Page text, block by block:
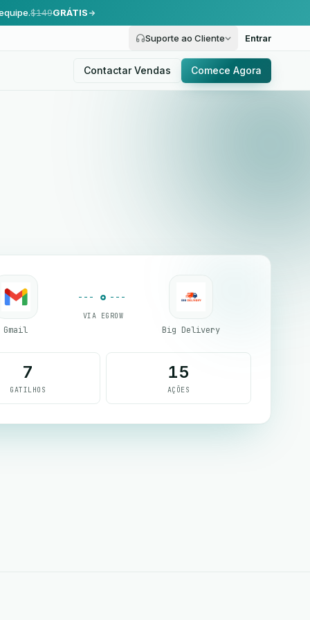
$149GRÁTIS
Suporte ao Cliente Entrar
Contactar Vendas Comece Agora
Gmail
VIA EGROW
Big Delivery
7
GATILHOS
15
AÇÕES